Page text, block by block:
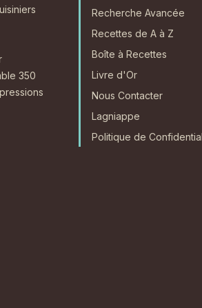
350
Recherche Avancée
Recettes de A à Z
Boîte à Recettes
Livre d'Or
Nous Contacter
Lagniappe
Politique de